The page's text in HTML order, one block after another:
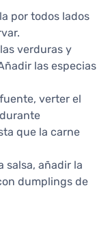
por todos lados
verduras y
las especias
verter el
que la carne
salsa, añadir la
dumplings de